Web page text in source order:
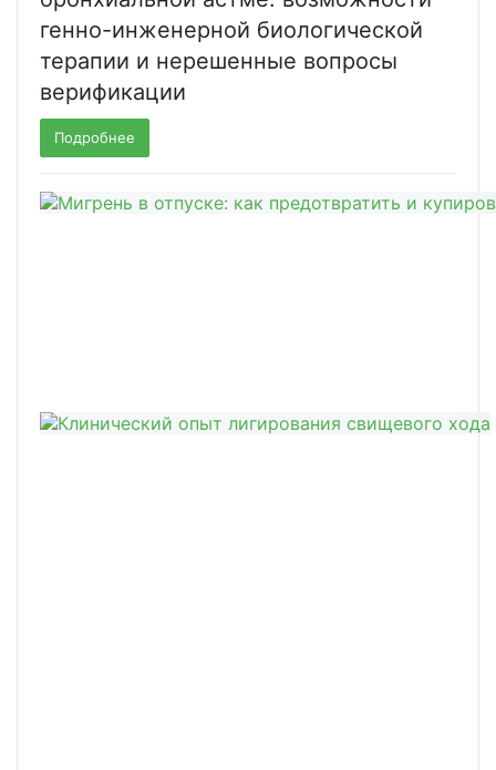
генно-инженерной биологической
терапии и нерешенные вопросы
верификации
Подробнее